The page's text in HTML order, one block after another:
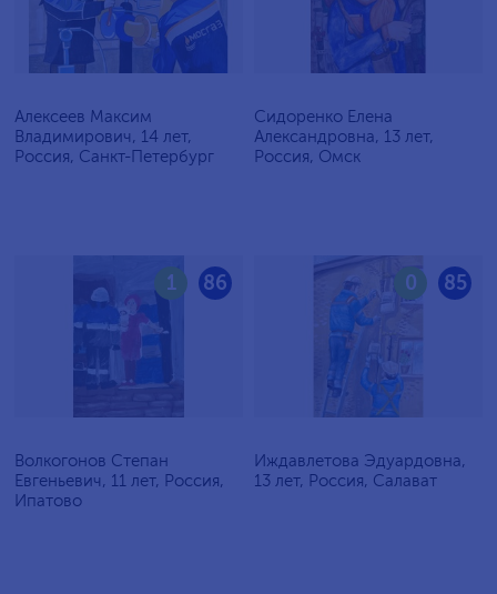
Алексеев Максим
Владимирович, 14 лет,
Россия, Санкт-Петербург
Сидоренко Елена
Александровна, 13 лет,
Россия, Омск
86
1
Волкогонов Степан
Евгеньевич, 11 лет, Россия,
Ипатово
85
0
Иждавлетова Эдуардовна,
13 лет, Россия, Салават